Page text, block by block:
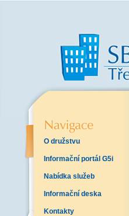
O družstvu
Informační portál G5i
Nabídka služeb
Informační deska
Kontakty